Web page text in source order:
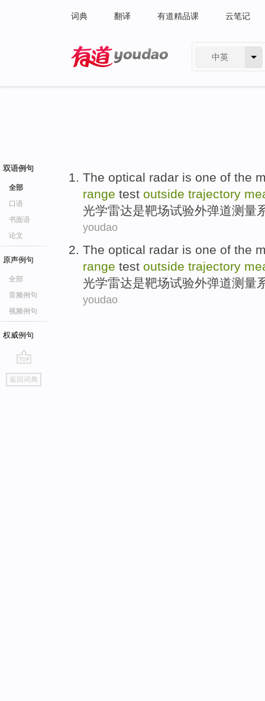
词典 翻译 有道精品课 云笔记
中英
双语例句
全部
口语
书面语
论文
原声例句
全部
音频例句
视频例句
权威例句
go
top
返回词典
The optical radar is one of the
range test outside trajectory
光学雷达是靶场试验外弹道测量
youdao
The optical radar is one of the
range test outside trajectory
光学雷达是靶场试验外弹道测量
youdao